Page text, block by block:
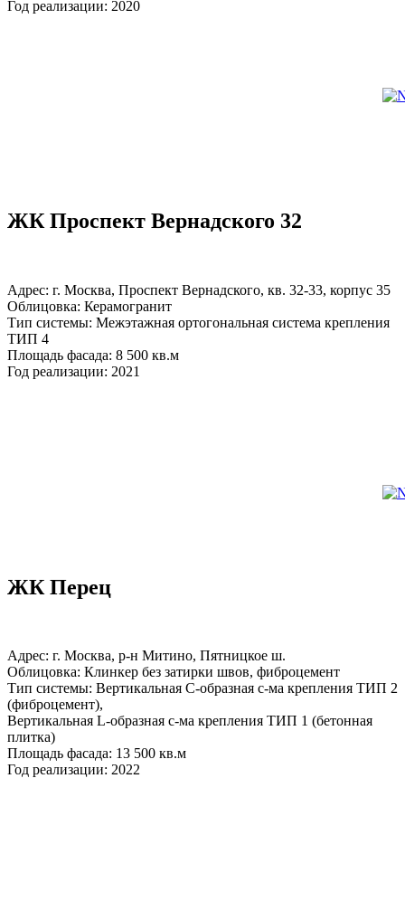
Год реализации: 2020
ЖК Проспект Вернадского 32
Адрес: г. Москва, Проспект Вернадского, кв. 32-33, корпус 35
Облицовка: Керамогранит
Тип системы: Межэтажная ортогональная система крепления
ТИП 4
Площадь фасада: 8 500 кв.м
Год реализации: 2021
ЖК Перец
Адрес: г. Москва, р-н Митино, Пятницкое ш.
Облицовка: Клинкер без затирки швов, фиброцемент
Тип системы: Вертикальная С-образная с-ма крепления ТИП 2
(фиброцемент),
Вертикальная L-образная с-ма крепления ТИП 1 (бетонная
плитка)
Площадь фасада: 13 500 кв.м
Год реализации: 2022